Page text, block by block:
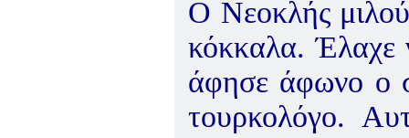
Ο Νεοκλής
κόκκαλα. Έλαχε
άφησε άφωνο ο
τουρκολόγο.